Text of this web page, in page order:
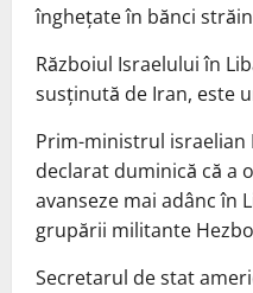
înghețate în bănci
Războiul Israelului în
susținută de Iran, este
Prim-ministrul israelian
declarat duminică că a
avanseze mai adânc în
grupării militante
Secretarul de stat